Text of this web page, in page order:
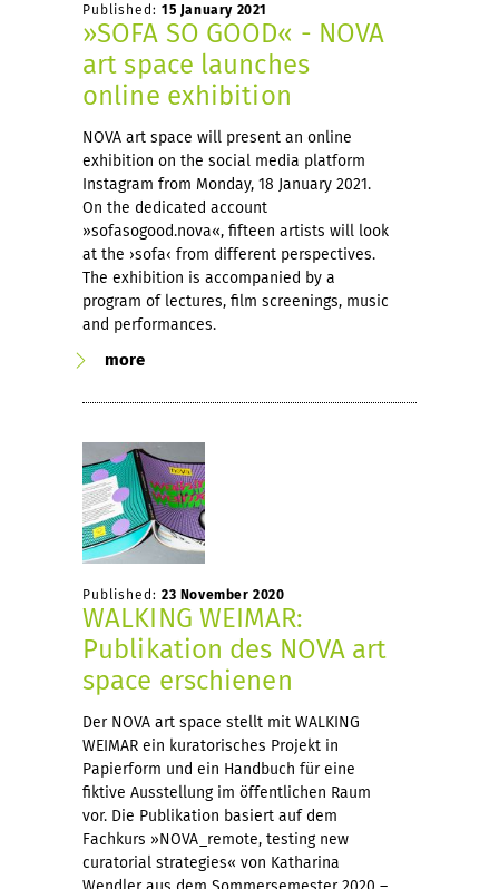
Published: 15 January 2021
»SOFA SO GOOD« - NOVA
art space launches
online exhibition
NOVA art space will present an online
exhibition on the social media platform
Instagram from Monday, 18 January 2021.
On the dedicated account
»sofasogood.nova«, fifteen artists will look
at the ›sofa‹ from different perspectives.
The exhibition is accompanied by a
program of lectures, film screenings, music
and performances.
more
Published: 23 November 2020
WALKING WEIMAR:
Publikation des NOVA art
space erschienen
Der NOVA art space stellt mit WALKING
WEIMAR ein kuratorisches Projekt in
Papierform und ein Handbuch für eine
fiktive Ausstellung im öffentlichen Raum
vor. Die Publikation basiert auf dem
Fachkurs »NOVA_remote, testing new
curatorial strategies« von Katharina